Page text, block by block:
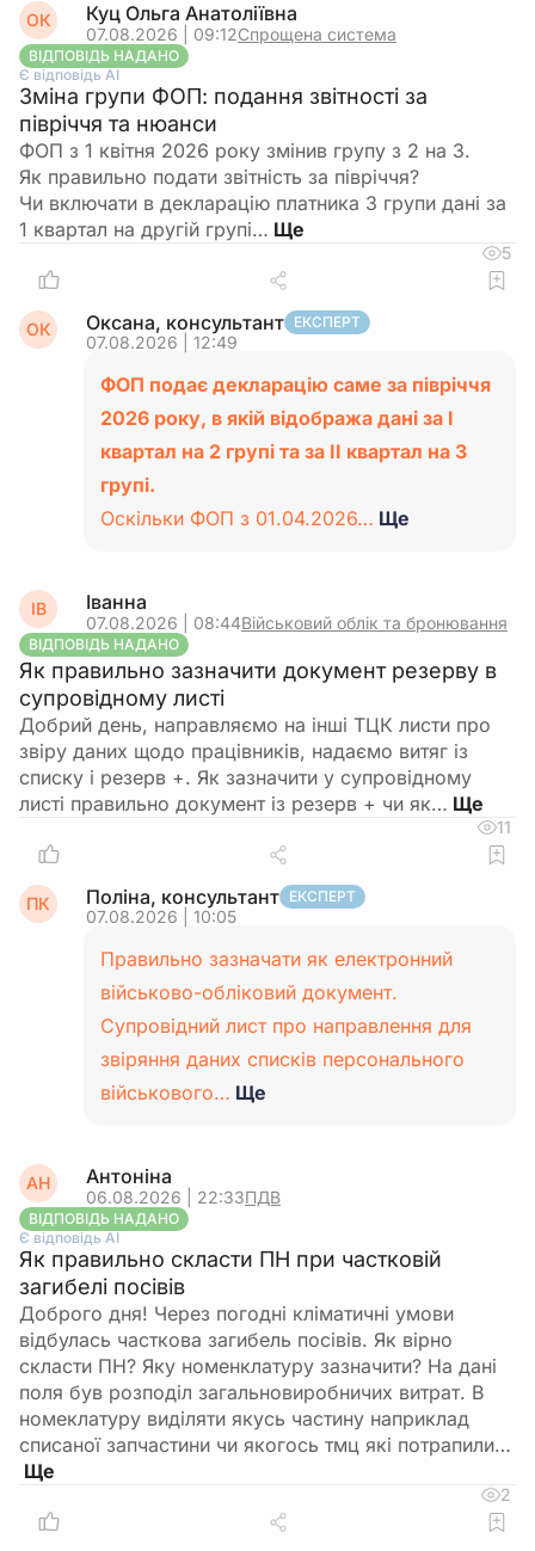
ОК Куц Ольга Анатоліївна
07.08.2026 | 09:12Спрощена система
ВІДПОВІДЬ НАДАНО
Є відповідь АІ
Зміна групи ФОП: подання звітності за
півріччя та нюанси
ФОП з 1 квітня 2026 року змінив групу з 2 на 3.
Як правильно подати звітність за півріччя?
Чи включати в декларацію платника 3 групи дані за
1 квартал на другій групі…
5
ОК Оксана, консультант ЕКСПЕРТ
07.08.2026 | 12:49
ФОП подає декларацію саме за півріччя
2026 року, в якій відобража дані за І
квартал на 2 групі та за ІІ квартал на 3
групі.
Оскільки ФОП з 01.04.2026… Ще
ІВ Іванна
07.08.2026 | 08:44Військовий облік та бронювання
ВІДПОВІДЬ НАДАНО
Як правильно зазначити документ резерву в
супровідному листі
Добрий день, направляємо на інші ТЦК листи про
звіру даних щодо працівників, надаємо витяг із
списку і резерв +. Як зазначити у супровідному
листі правильно документ із резерв + чи як…
11
ПК Поліна, консультант ЕКСПЕРТ
07.08.2026 | 10:05
Правильно зазначати як електронний
військово-обліковий документ.
Супровідний лист про направлення для
звіряння даних списків персонального
військового… Ще
АН Антоніна
06.08.2026 | 22:33ПДВ
ВІДПОВІДЬ НАДАНО
Є відповідь АІ
Як правильно скласти ПН при частковій
загибелі посівів
Доброго дня! Через погодні кліматичні умови
відбулась часткова загибель посівів. Як вірно
скласти ПН? Яку номенклатуру зазначити? На дані
поля був розподіл загальновиробничих витрат. В
номеклатуру виділяти якусь частину наприклад
списаної запчастини чи якогось тмц які потрапили…
2